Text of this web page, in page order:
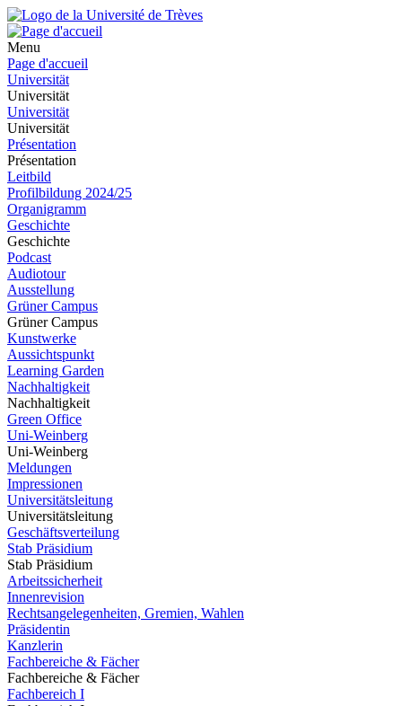
Menu
Page d'accueil
Universität
Universität
Universität
Universität
Présentation
Présentation
Leitbild
Profilbildung 2024/25
Organigramm
Geschichte
Geschichte
Podcast
Audiotour
Ausstellung
Grüner Campus
Grüner Campus
Kunstwerke
Aussichtspunkt
Learning Garden
Nachhaltigkeit
Nachhaltigkeit
Green Office
Uni-Weinberg
Uni-Weinberg
Meldungen
Impressionen
Universitätsleitung
Universitätsleitung
Geschäftsverteilung
Stab Präsidium
Stab Präsidium
Arbeitssicherheit
Innenrevision
Rechtsangelegenheiten, Gremien, Wahlen
Präsidentin
Kanzlerin
Fachbereiche & Fächer
Fachbereiche & Fächer
Fachbereich I